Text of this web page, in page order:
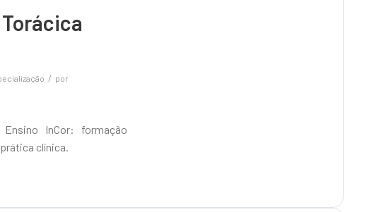
/ por
InCor: formação
clínica.